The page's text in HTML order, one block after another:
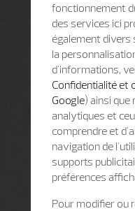
fonctionnement
des services ici
également divers
la
d'informations,
Confidentialité et
Google) ainsi
analytiques et
comprendre et
navigation de
supports
préférences
Pour modifier ou